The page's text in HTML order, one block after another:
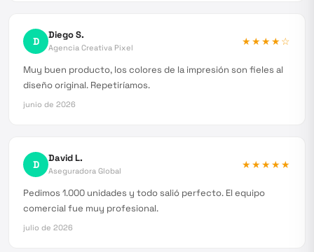
D Diego S.
Agencia Creativa Pixel
★★★★☆
Muy buen producto, los colores de la impresión son fieles al
diseño original. Repetiríamos.
junio de 2026
D David L.
Aseguradora Global
★★★★★
Pedimos 1.000 unidades y todo salió perfecto. El equipo
comercial fue muy profesional.
julio de 2026